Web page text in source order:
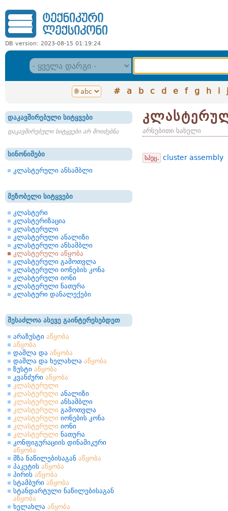
DB version: 2023-08-15 01:19:24
# a b c d e f g h i j
დაკავშირებული სიტყვები
დაკავშირებული სიტყვები არ მოიძებნა
სინონიმები
კლასტერული ანსამბლი
მეზობელი სიტყვები
კლასტერი
კლასტერიზაცია
კლასტერული
კლასტერული ანალიზი
კლასტერული ანსამბლი
კლასტერული აწყობა
კლასტერული გამოთვლა
კლასტერული იონების კონა
კლასტერული იონი
კლასტერული ნათურა
კლასტური დანალექები
შესაძლოა ასევე გაინტერესებდეთ
არაზუსტი აწყობა
აწყობა
დაშლა და აწყობა
დაშლა და ხელახლა აწყობა
ზუსტი აწყობა
კვანძური აწყობა
კლასტერული
კლასტერული ანალიზი
კლასტერული ანსამბლი
კლასტერული გამოთვლა
კლასტერული იონების კონა
კლასტერული იონი
კლასტერული ნათურა
კონფიგურაციის დინამიკური
აწყობა
მზა ნაწილებისაგან აწყობა
პაკეტის აწყობა
პირის აწყობა
სტამბური აწყობა
სტანდარტული ნაწილებისაგან
აწყობა
ხელახლა აწყობა
არსებითი სახელი
სპეც. cluster assembly